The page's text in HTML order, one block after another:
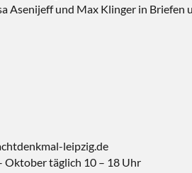
Asenijeff und Max Klinger in
leipzig.de
Oktober täglich 10 – 18 Uhr